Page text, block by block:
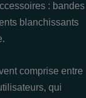
: bandes
blanchissants
comprise entre
qui